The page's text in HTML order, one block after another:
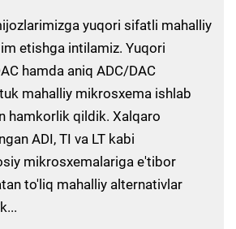
yuqori sifatli mahalliy
etishga intilamiz. Yuqori
hamda aniq ADC/DAC
mahalliy mikrosxema ishlab
hamkorlik qildik. Xalqaro
ADI, TI va LT kabi
mikrosxemalariga e'tibor
to'liq mahalliy alternativlar